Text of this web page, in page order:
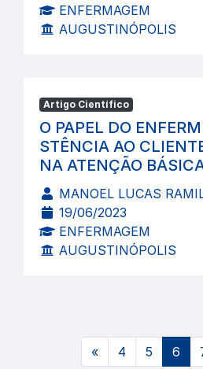
ENFERMAGEM
AUGUSTINÓPOLIS
Artigo Científico
O PAPEL DO
STÊNCIA AO
NA ATENÇÃO
MANOEL LUCAS
19/06/2023
ENFERMAGEM
AUGUSTINÓPOLIS
« 4 5 6